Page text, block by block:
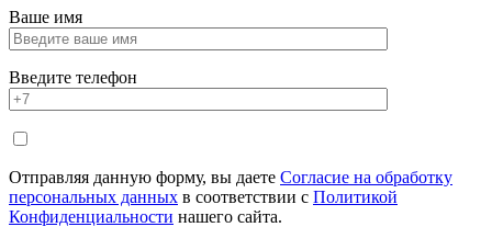
Ваше имя
Введите телефон
Отправляя данную форму, вы даете Согласие на обработку
персональных данных в соответствии с Политикой
Конфиденциальности нашего сайта.